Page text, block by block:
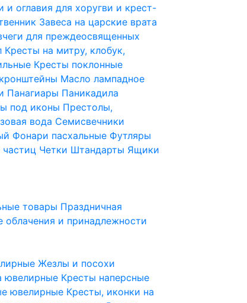
и оглавия для хоругви и крест-
Завеса на царские врата
для преждеосвященных
Кресты на митру, клобук,
Кресты поклонные
Масло лампадное
Панагиары Паникадила
под иконы Престолы,
вода Семисвечники
Фонари пасхальные Футляры
Четки Штандарты Ящики
товары Праздничная
облачения и принадлежности
Жезлы и посохи
ювелирные Кресты наперсные
ювелирные Кресты, иконки на